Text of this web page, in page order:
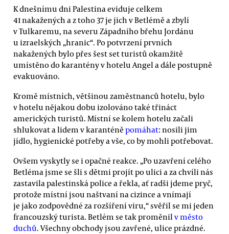
K dnešnímu dni Palestina eviduje celkem
41 nakažených a z toho 37 je jich v Betlémě a zbylí
v Tulkaremu, na severu Západního břehu Jordánu
u izraelských „hranic“. Po potvrzení prvních
nakažených bylo přes šest set turistů okamžitě
umístěno do karantény v hotelu Angel a dále postupně
evakuováno.
Kromě místních, většinou zaměstnanců hotelu, bylo
v hotelu nějakou dobu izolováno také třináct
amerických turistů. Místní se kolem hotelu začali
shlukovat a lidem v karanténě pomáhat: nosili jim
jídlo, hygienické potřeby a vše, co by mohli potřebovat.
Ovšem vyskytly se i opačné reakce. „Po uzavření celého
Betléma jsme se šli s dětmi projít po ulici a za chvíli nás
zastavila palestinská police a řekla, ať radši jdeme pryč,
protože místní jsou naštvaní na cizince a vnímají
je jako zodpovědné za rozšíření viru,“ svěřil se mi jeden
francouzský turista. Betlém se tak proměnil v město
duchů. Všechny obchody jsou zavřené, ulice prázdné.